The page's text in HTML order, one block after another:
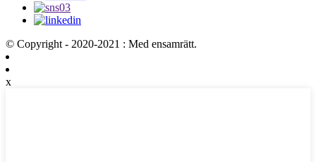
© Copyright - 2020-2021 : Med ensamrätt.
x